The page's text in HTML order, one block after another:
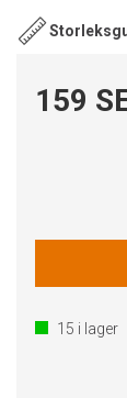
159
15 i lager